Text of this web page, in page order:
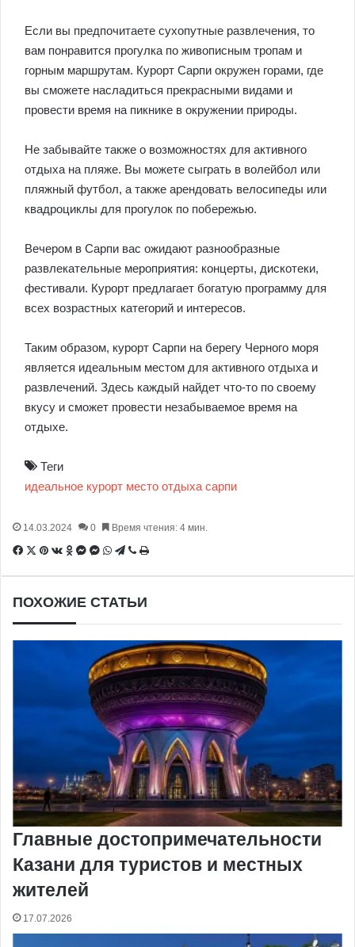
Если вы предпочитаете сухопутные развлечения, то
вам понравится прогулка по живописным тропам и
горным маршрутам. Курорт Сарпи окружен горами, где
вы сможете насладиться прекрасными видами и
провести время на пикнике в окружении природы.
Не забывайте также о возможностях для активного
отдыха на пляже. Вы можете сыграть в волейбол или
пляжный футбол, а также арендовать велосипеды или
квадроциклы для прогулок по побережью.
Вечером в Сарпи вас ожидают разнообразные
развлекательные мероприятия: концерты, дискотеки,
фестивали. Курорт предлагает богатую программу для
всех возрастных категорий и интересов.
Таким образом, курорт Сарпи на берегу Черного моря
является идеальным местом для активного отдыха и
развлечений. Здесь каждый найдет что-то по своему
вкусу и сможет провести незабываемое время на
отдыхе.
Теги
идеальное курорт место отдыха сарпи
14.03.2024 0 Время чтения: 4 мин.
Facebook
X Pinterest
Вконтакте
Одноклассники
Messenger
Messenger
WhatsApp
Telegram
ViberПечатать
ПОХОЖИЕ СТАТЬИ
Главные достопримечательности
Казани для туристов и местных
жителей
17.07.2026